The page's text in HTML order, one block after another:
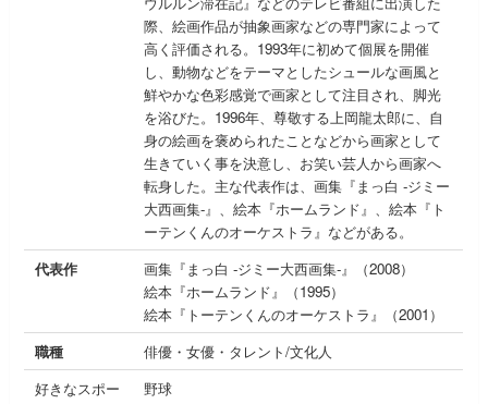
際、絵画作品が抽象画家などの専門家によって
高く評価される。1993年に初めて個展を開催
し、動物などをテーマとしたシュールな画風と
鮮やかな色彩感覚で画家として注目され、脚光
を浴びた。1996年、尊敬する上岡龍太郎に、自
身の絵画を褒められたことなどから画家として
生きていく事を決意し、お笑い芸人から画家へ
転身した。主な代表作は、画集『まっ白 -ジミー
大西画集-』、絵本『ホームランド』、絵本『ト
ーテンくんのオーケストラ』などがある。
代表作
画集『まっ白 -ジミー大西画集-』（2008）
絵本『ホームランド』（1995）
絵本『トーテンくんのオーケストラ』（2001）
職種
俳優・女優・タレント/文化人
好きなスポー
野球